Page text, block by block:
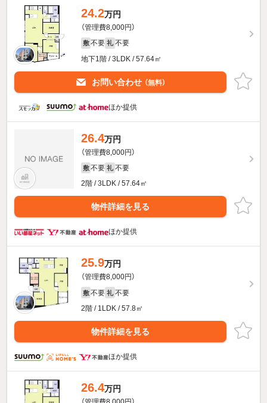
24.2万円
（管理費8,000円）
敷 不要 礼 不要
地下1階 / 3LDK / 57.64㎡
お問い合わせ （無料）
ほか提供
26.4万円
（管理費8,000円）
敷 不要 礼 不要
2階 / 3LDK / 57.64㎡
物件詳細を見る
ほか提供
25.9万円
（管理費8,000円）
敷 不要 礼 不要
2階 / 1LDK / 57.8㎡
物件詳細を見る
ほか提供
26.4万円